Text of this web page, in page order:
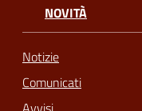
NOVITÀ
Notizie
Comunicati